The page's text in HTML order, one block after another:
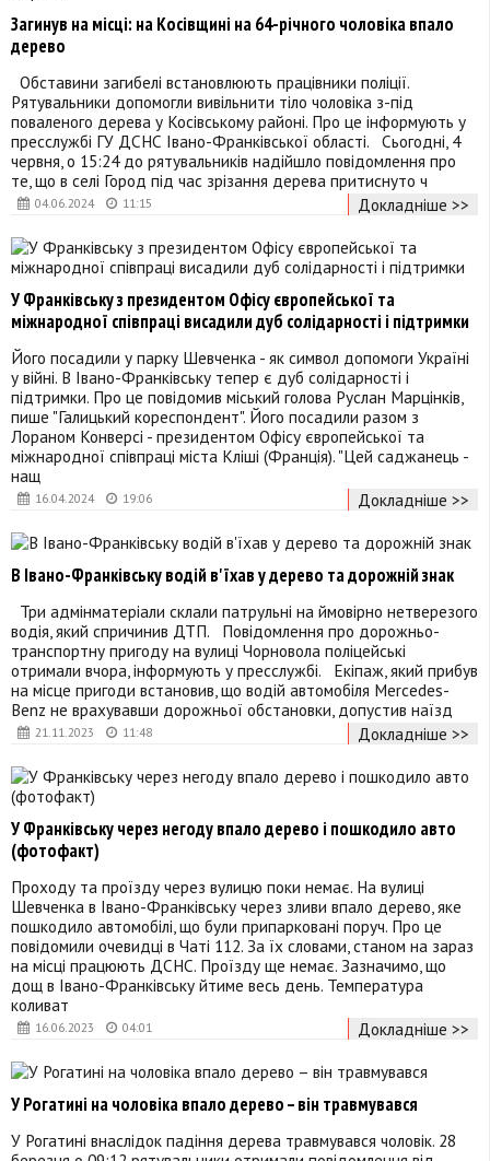
04.06.2024 11:15
Загинув на місці: на Косівщині на 64-річного чоловіка впало
дерево
Обставини загибелі встановлюють працівники поліції.
Рятувальники допомогли вивільнити тіло чоловіка з-під
поваленого дерева у Косівському районі. Про це інформують у
пресслужбі ГУ ДСНС Івано-Франківської області. Сьогодні, 4
червня, о 15:24 до рятувальників надійшло повідомлення про
те, що в селі Город під час зрізання дерева притиснуто ч
Докладніше >>
16.04.2024 19:06
У Франківську з президентом Офісу європейської та
міжнародної співпраці висадили дуб солідарності і підтримки
Його посадили у парку Шевченка - як символ допомоги Україні
у війні. В Івано-Франківську тепер є дуб солідарності і
підтримки. Про це повідомив міський голова Руслан Марцінків,
пише "Галицький кореспондент". Його посадили разом з
Лораном Конверсі - президентом Офісу європейської та
міжнародної співпраці міста Кліші (Франція). "Цей саджанець -
нащ
Докладніше >>
21.11.2023 11:48
В Івано-Франківську водій в'їхав у дерево та дорожній знак
Три адмінматеріали склали патрульні на ймовірно нетверезого
водія, який спричинив ДТП. Повідомлення про дорожньо-
транспортну пригоду на вулиці Чорновола поліцейські
отримали вчора, інформують у пресслужбі. Екіпаж, який прибув
на місце пригоди встановив, що водій автомобіля Mercedes-
Benz не врахувавши дорожньої обстановки, допустив наїзд
Докладніше >>
16.06.2023 04:01
У Франківську через негоду впало дерево і пошкодило авто
(фотофакт)
Проходу та проїзду через вулицю поки немає. На вулиці
Шевченка в Івано-Франківську через зливи впало дерево, яке
пошкодило автомобілі, що були припарковані поруч. Про це
повідомили очевидці в Чаті 112. За їх словами, станом на зараз
на місці працюють ДСНС. Проїзду ще немає. Зазначимо, що
дощ в Івано-Франківську йтиме весь день. Температура
коливат
Докладніше >>
У Рогатині на чоловіка впало дерево – він травмувався
У Рогатині внаслідок падіння дерева травмувався чоловік. 28